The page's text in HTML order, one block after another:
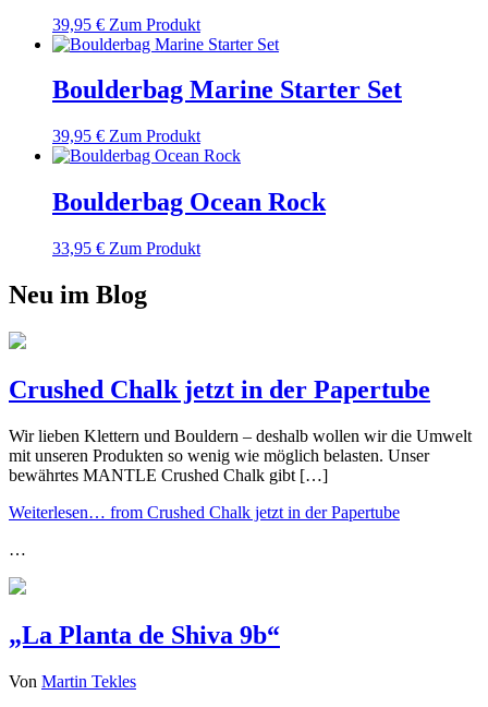
39,95 € Zum Produkt
Boulderbag Marine Starter Set
39,95 € Zum Produkt
Boulderbag Ocean Rock
33,95 € Zum Produkt
Neu im Blog
Crushed Chalk jetzt in der Papertube
Wir lieben Klettern und Bouldern – deshalb wollen wir die Umwelt
mit unseren Produkten so wenig wie möglich belasten. Unser
bewährtes MANTLE Crushed Chalk gibt […]
Weiterlesen… from Crushed Chalk jetzt in der Papertube
…
„La Planta de Shiva 9b“
Von Martin Tekles